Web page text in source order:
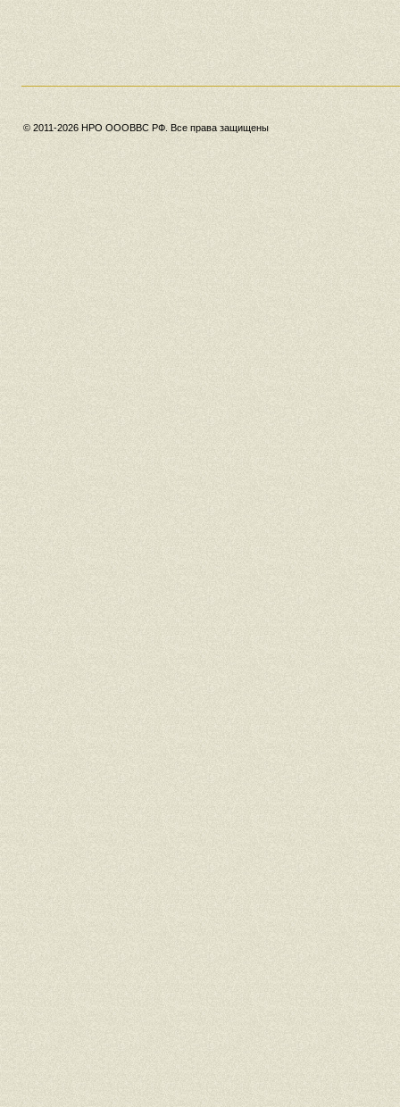
© 2011-2026 НРО ОООВВС РФ. Все права защищены